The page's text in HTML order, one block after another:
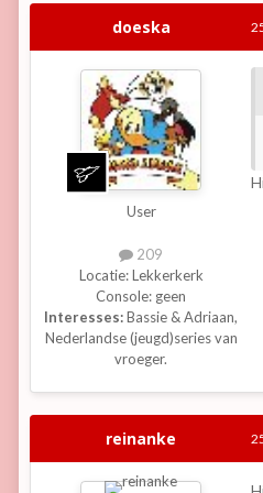
doeska
User
209
Locatie:Lekkerkerk
Console: geen
Interesses:Bassie & Adriaan,
Nederlandse (jeugd)series van
vroeger.
reinanke